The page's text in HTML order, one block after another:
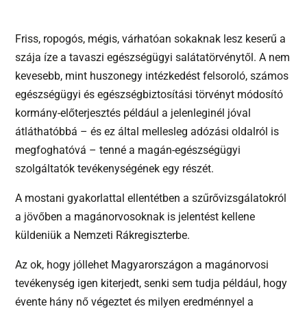
Friss, ropogós, mégis, várhatóan sokaknak lesz keserű a
szája íze a tavaszi egészségügyi salátatörvénytől. A nem
kevesebb, mint huszonegy intézkedést felsoroló, számos
egészségügyi és egészségbiztosítási törvényt módosító
kormány-előterjesztés például a jelenleginél jóval
átláthatóbbá – és ez által mellesleg adózási oldalról is
megfoghatóvá – tenné a magán-egészségügyi
szolgáltatók tevékenységének egy részét.
A mostani gyakorlattal ellentétben a szűrővizsgálatokról
a jövőben a magánorvosoknak is jelentést kellene
küldeniük a Nemzeti Rákregiszterbe.
Az ok, hogy jóllehet Magyarországon a magánorvosi
tevékenység igen kiterjedt, senki sem tudja például, hogy
évente hány nő végeztet és milyen eredménnyel a